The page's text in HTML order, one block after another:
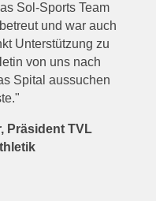
Sol-Sports Team
und war auch
Unterstützung zu
von uns nach
Spital aussuchen
Präsident TVL